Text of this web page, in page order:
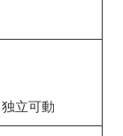
立可動